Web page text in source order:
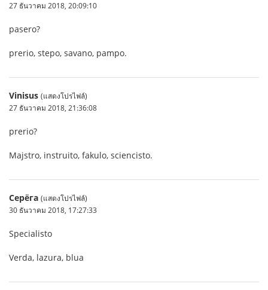
27 ธันวาคม 2018, 20:09:10
pasero?
prerio, stepo, savano, pampo.
Vinisus (แสดงโปรไฟล์)
27 ธันวาคม 2018, 21:36:08
prerio?
Majstro, instruito, fakulo, sciencisto.
Серёга (แสดงโปรไฟล์)
30 ธันวาคม 2018, 17:27:33
Specialisto
Verda, lazura, blua